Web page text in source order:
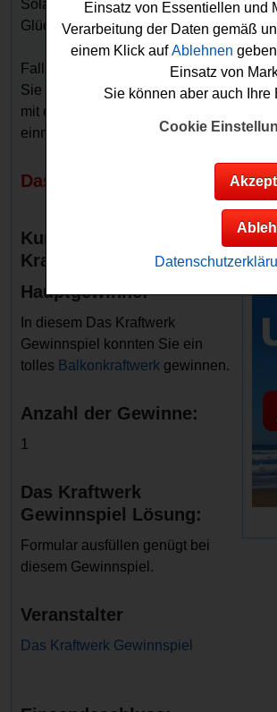
Solarmodulen (300W),
Glück können Sie das tolle
Falls Sie an dem Das Kraftwerk
Sie nur kurz das kleine Formular
mit etwas Glück Ihren eigenen
einmal fest die Dauemn!
Das Kraftwerk verlost ein
Kurz-Infos zum Das
Kraftwerk Gewinnspiel
Hauptgewinne:
In diesem Das Kraftwerk
Gewinnspiel konnten Sie ein
tolles Balkonkraftwerk gewinnen.
Anzahl der Gewinne:
1
Das Kraftwerk
Gewinnspiel Lösung:
Formular ausfüllen genügt bei
diesem Gewinnspiel.
Veranstalter
Das Kraftwerk Gewinnspiel
Einsatz von Essentiellen und
Verarbeitung der Daten gemäß
einem Klick aufAblehnen
Einsatz von
Sie können aber auch
Cookie